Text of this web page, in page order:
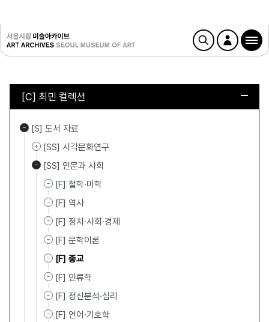
[C] 최민 컬렉션
[S] 도서 자료
[SS] 시각문화연구
[SS] 인문과 사회
[F] 철학·미학
[F] 역사
[F] 정치·사회·경제
[F] 문학이론
[F] 종교
[F] 인류학
[F] 정신분석·심리
[F] 언어·기호학